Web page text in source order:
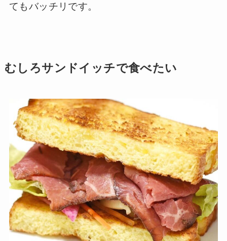
てもバッチリです。
むしろサンドイッチで食べたい